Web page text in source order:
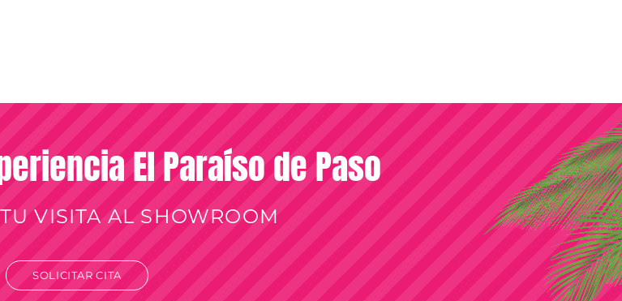
El Paraíso de Paso
VISITA AL SHOWROOM
SOLICITAR CITA